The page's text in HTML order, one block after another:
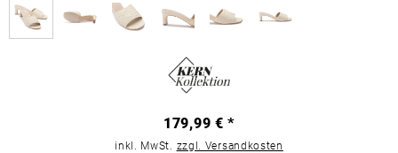
179,99 € *
inkl. MwSt. zzgl. Versandkosten